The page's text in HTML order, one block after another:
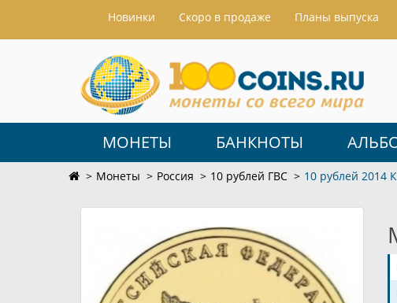
Hовинки Скоро в продаже Планы выпуска
МОНЕТЫ БАНКНОТЫ
Монеты Россия 10 рублей ГВС 10 рублей 2014